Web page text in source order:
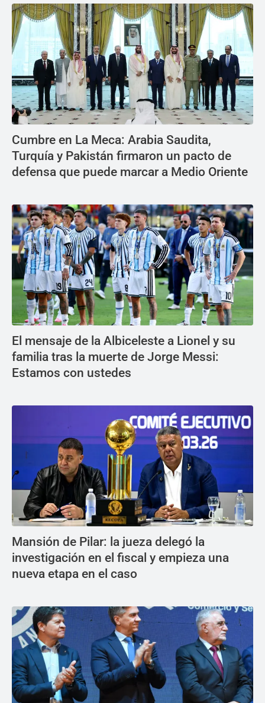
Cumbre en La Meca: Arabia Saudita,
Turquía y Pakistán firmaron un pacto de
defensa que puede marcar a Medio Oriente
El mensaje de la Albiceleste a Lionel y su
familia tras la muerte de Jorge Messi:
Estamos con ustedes
Mansión de Pilar: la jueza delegó la
investigación en el fiscal y empieza una
nueva etapa en el caso